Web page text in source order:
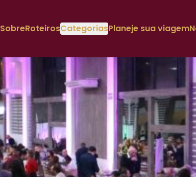
SobreRoteirosCategoriasPlaneje sua viagem